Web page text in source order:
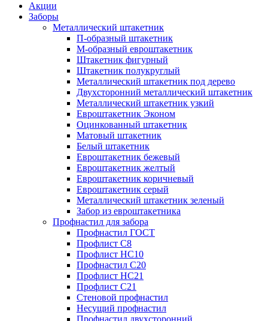
Акции
Заборы
Металлический штакетник
П-образный штакетник
М-образный евроштакетник
Штакетник фигурный
Штакетник полукруглый
Металлический штакетник под дерево
Двухсторонний металлический штакетник
Металлический штакетник узкий
Евроштакетник Эконом
Оцинкованный штакетник
Матовый штакетник
Белый штакетник
Евроштакетник бежевый
Евроштакетник желтый
Евроштакетник коричневый
Евроштакетник серый
Металлический штакетник зеленый
Забор из евроштакетника
Профнастил для забора
Профнастил ГОСТ
Профлист С8
Профлист НС10
Профнастил С20
Профлист НС21
Профлист С21
Стеновой профнастил
Несущий профнастил
Профнастил двухсторонний